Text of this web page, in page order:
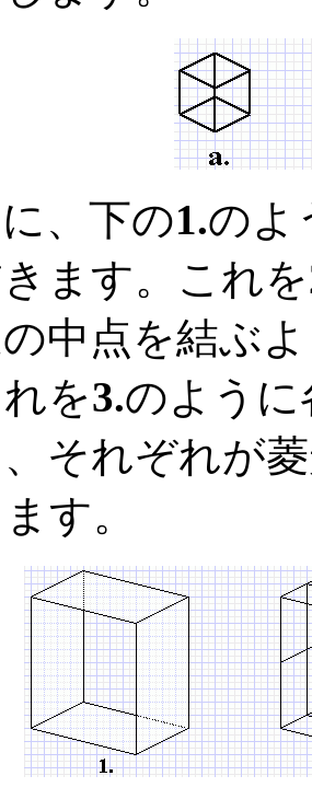
、下の1.のよ
ます。これを
中点を結ぶ
を3.のように
それぞれが
す。